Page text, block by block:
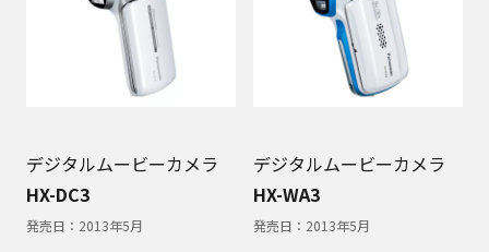
デジタルムービーカメラ
HX-DC3
発売日： 2013年5月
デジタルムービーカメラ
HX-WA3
発売日： 2013年5月